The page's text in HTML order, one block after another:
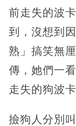
前走失的波
到，沒想到
熟」搞笑無
傳，她們一
走失的狗波卡
撿狗人分別